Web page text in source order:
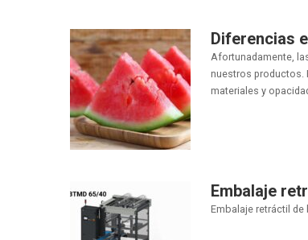
Diferencias
Afortunadamente,
nuestros productos.
materiales y
Embalaje
Embalaje retráctil de